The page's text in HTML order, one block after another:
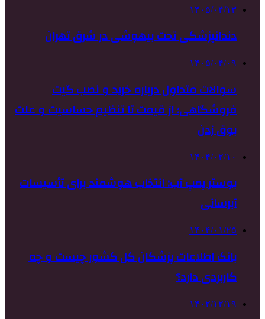
۱۴۰۵/۰۴/۱۳
دندانپزشکی تحت بیهوشی در شرق تهران
۱۴۰۵/۰۴/۰۹
سوالات متداول درباره خرید و نصب گیت
فروشگاهی؛ از قیمت تا تنظیم حساسیت و علت
بوق زدن
۱۴۰۴/۰۲/۱۰
بوستر پمپ آب: انتخاب هوشمند برای تأسیسات
آبرسانی
۱۴۰۴/۰۱/۲۵
بانک اطلاعات پزشکان کل کشور چیست و چه
کاربردی دارد؟
۱۴۰۲/۱۲/۱۹